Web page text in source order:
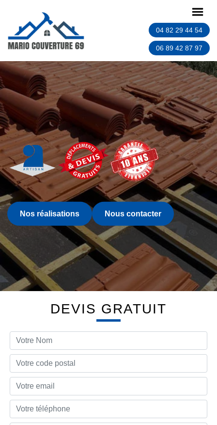
04 82 29 44 54
06 89 42 87 97
Nos réalisations Nous contacter
DEVIS GRATUIT